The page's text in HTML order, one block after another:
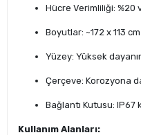
Hücre Verimliliği: %20
Boyutlar: ~172 x 113 cm
Yüzey: Yüksek
Çerçeve: Korozyona
Bağlantı Kutusu: IP67
Kullanım Alanları: